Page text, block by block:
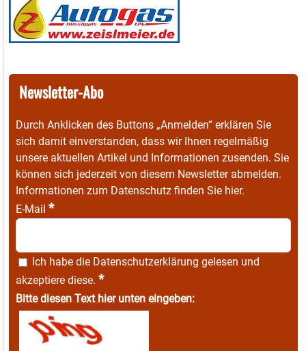
Newsletter-Abo
Durch Anklicken des Buttons „Anmelden“ erklären Sie
sich damit einverstanden, dass wir Ihnen regelmäßig
unsere aktuellen Artikel und Informationen zusenden. Sie
können sich jederzeit von diesem Newsletter abmelden.
Informationen zum Datenschutz finden Sie hier.
E-Mail *
Ich habe die Datenschutzerklärung gelesen und
akzeptiere diese. *
Bitte diesen Text hier unten eingeben: